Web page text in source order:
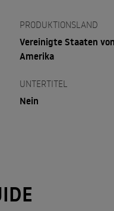
PRODUKTIONSLAND
Vereinigte Staaten von
Amerika
UNTERTITEL
Nein